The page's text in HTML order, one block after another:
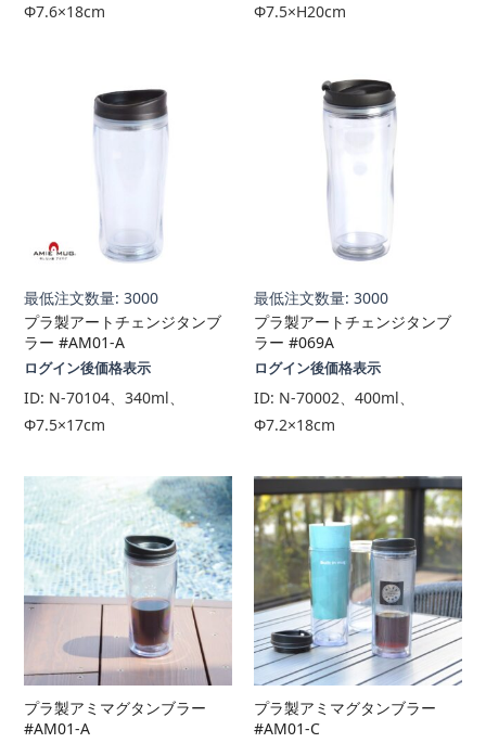
Φ7.6×18cm
Φ7.5×H20cm
最低注文数量: 3000
プラ製アートチェンジタンブ
ラー #AM01-A
ログイン後価格表示
ID: N-70104、340ml、
Φ7.5×17cm
最低注文数量: 3000
プラ製アートチェンジタンブ
ラー #069A
ログイン後価格表示
ID: N-70002、400ml、
Φ7.2×18cm
プラ製アミマグタンブラー
#AM01-A
プラ製アミマグタンブラー
#AM01-C